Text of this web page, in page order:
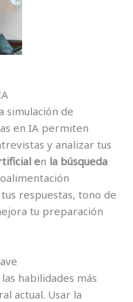
simulación de
en IA permiten
y analizar tus
en la búsqueda
respuestas, tono de
tu preparación
habilidades más
actual. Usar la